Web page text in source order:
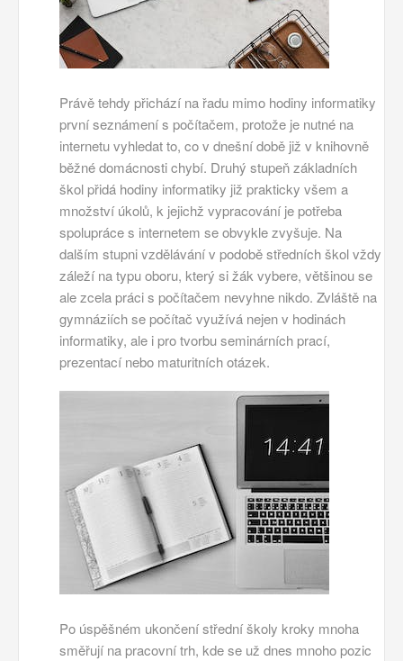
Právě tehdy přichází na řadu mimo hodiny informatiky
první seznámení s počítačem, protože je nutné na
internetu vyhledat to, co v dnešní době již v knihovně
běžné domácnosti chybí. Druhý stupeň základních
škol přidá hodiny informatiky již prakticky všem a
množství úkolů, k jejichž vypracování je potřeba
spolupráce s internetem se obvykle zvyšuje. Na
dalším stupni vzdělávání v podobě středních škol vždy
záleží na typu oboru, který si žák vybere, většinou se
ale zcela práci s počítačem nevyhne nikdo. Zvláště na
gymnáziích se počítač využívá nejen v hodinách
informatiky, ale i pro tvorbu seminárních prací,
prezentací nebo maturitních otázek.
Po úspěšném ukončení střední školy kroky mnoha
směřují na pracovní trh, kde se už dnes mnoho pozic